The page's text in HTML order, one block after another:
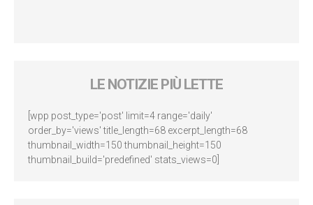
LE NOTIZIE PIÙ LETTE
[wpp post_type='post' limit=4 range='daily'
order_by='views' title_length=68 excerpt_length=68
thumbnail_width=150 thumbnail_height=150
thumbnail_build='predefined' stats_views=0]